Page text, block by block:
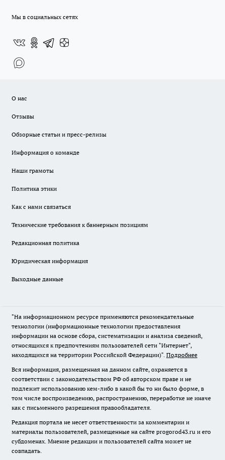
Мы в социальных сетях
О нас
Отзывы
Обзорные статьи и пресс-релизы
Информация о команде
Наши грамоты
Политика этики
Как с нами связаться
Технические требования к баннерным позициям
Редакционная политика
Юридическая информация
Выходные данные
"На информационном ресурсе применяются рекомендательные
технологии (информационные технологии предоставления
информации на основе сбора, систематизации и анализа сведений,
относящихся к предпочтениям пользователей сети "Интернет",
находящихся на территории Российской Федерации)". Подробнее
Вся информация, размещенная на данном сайте, охраняется в
соответствии с законодательством РФ об авторском праве и не
подлежит использованию кем-либо в какой бы то ни было форме, в
том числе воспроизведению, распространению, переработке не иначе
как с письменного разрешения правообладателя.
Редакция портала не несет ответственности за комментарии и
материалы пользователей, размещенные на сайте progorod43.ru и его
субдоменах. Мнение редакции и пользователей сайта может не
совпадать.